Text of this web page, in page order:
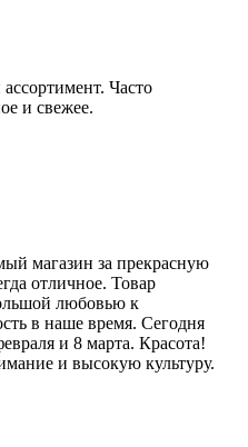
Часто
и свежее.
магазин за прекрасную
отличное. Товар
любовью к
в наше время. Сегодня
и 8 марта. Красота!
и высокую культуру.